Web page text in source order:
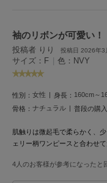
nezu
ネズ
NIKE
ナイキ
NOWNS
ナウンス
null.
ヌル
袖のリボンが可愛い！
投稿者 りり 投稿日 2026年3
サイズ：F 色：NVY
性別： 女性 身長： 160cm～
骨格： ナチュラル 普段の購
肌触りは微起毛で柔らかく、
ェリー柄ワンピースと合わせ
4人のお客様が参考になったと